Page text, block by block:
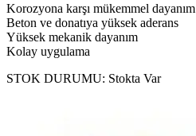
Korozyona karşı mükemmel dayanım
Beton ve donatıya yüksek aderans
Yüksek mekanik dayanım
Kolay uygulama
STOK DURUMU: Stokta Var